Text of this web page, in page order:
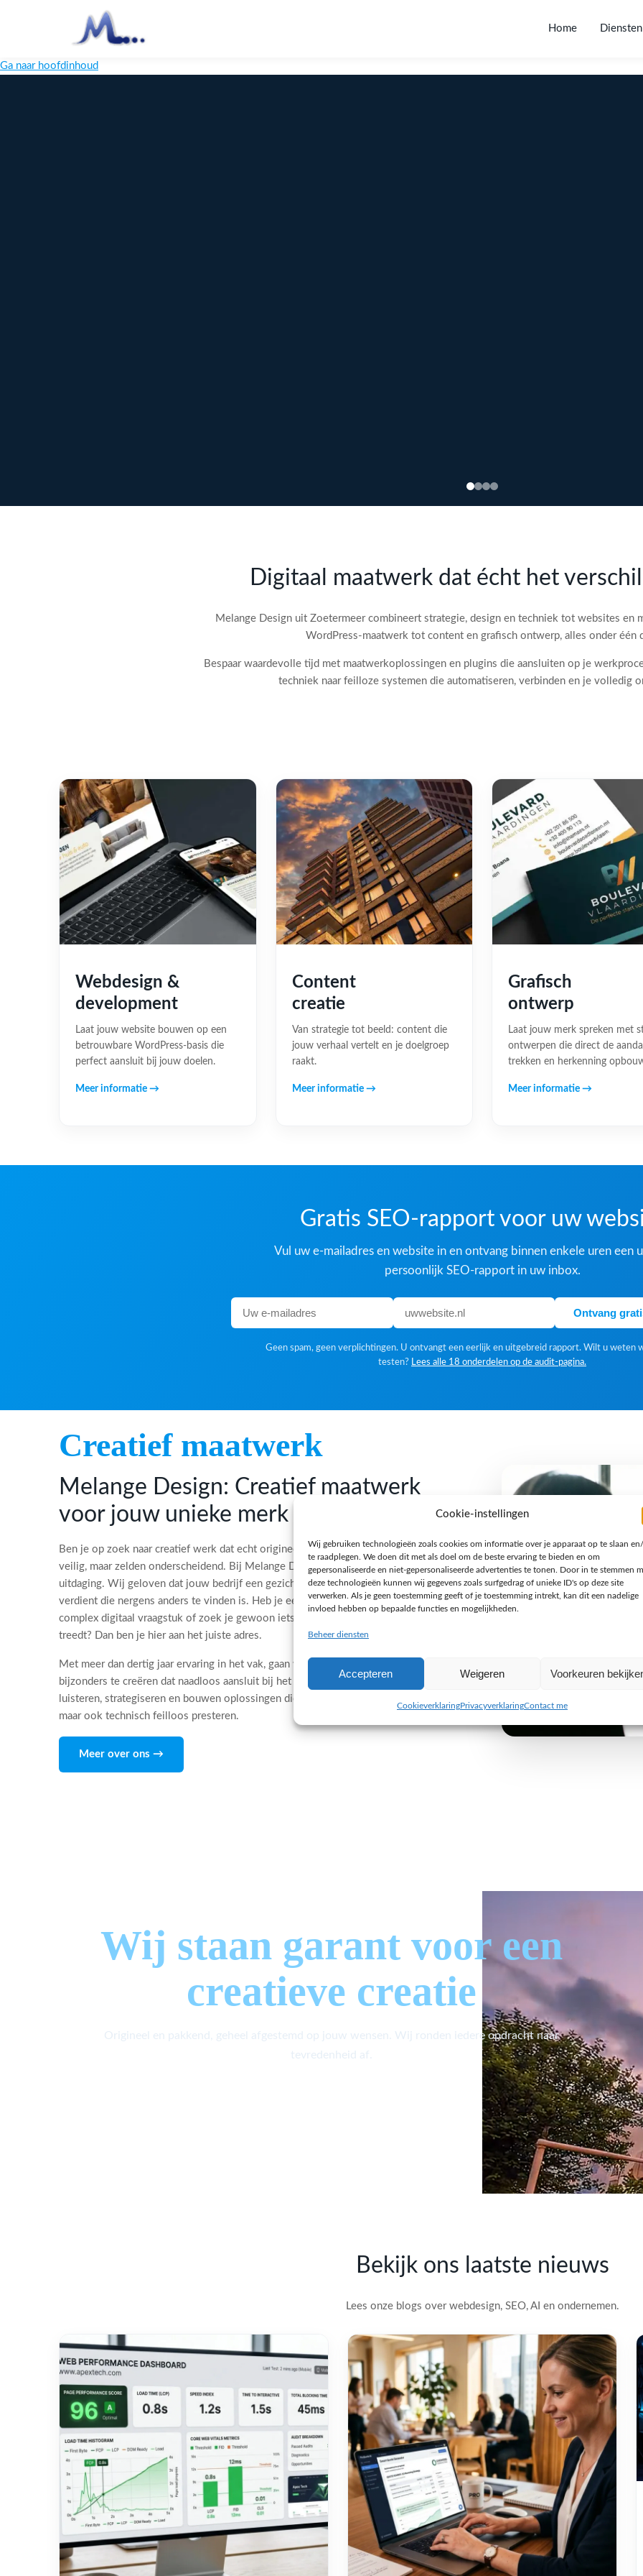
Cookie-instellingen
Wij gebruiken technologieën zoals cookies om informatie over je apparaat op te slaan
te raadplegen. We doen dit met als doel om de beste ervaring te bieden en om
gepersonaliseerde en niet-gepersonaliseerde advertenties te tonen. Door in te stemmen
deze technologieën kunnen wij gegevens zoals surfgedrag of unieke ID's op deze site
verwerken. Als je geen toestemming geeft of je toestemming intrekt, kan dit een nadelige
invloed hebben op bepaalde functies en mogelijkheden.
Beheer diensten
Accepteren Weigeren Voorkeuren
CookieverklaringPrivacyverklaringContact me
Home Diensten
Ga naar hoofdinhoud
Digitaal maatwerk dat écht het
Melange Design uit Zoetermeer combineert strategie, design en techniek tot websites en
WordPress-maatwerk tot content en grafisch ontwerp, alles onder één
Bespaar waardevolle tijd met maatwerkoplossingen en plugins die aansluiten op je
techniek naar feilloze systemen die automatiseren, verbinden en je volledig
Webdesign &
development
Laat jouw website bouwen op een
betrouwbare WordPress-basis die
perfect aansluit bij jouw doelen.
Meer informatie →
Content
creatie
Van strategie tot beeld: content die
jouw verhaal vertelt en je doelgroep
raakt.
Meer informatie →
Grafisch
ontwerp
Laat jouw merk spreken met
ontwerpen die direct de
trekken en herkenning
Meer informatie →
Gratis SEO-rapport voor uw
Vul uw e-mailadres en website in en ontvang binnen enkele uren een
persoonlijk SEO-rapport in uw inbox.
Ontvang
Geen spam, geen verplichtingen. U ontvangt een eerlijk en uitgebreid rapport. Wilt u weten
testen? Lees alle 18 onderdelen op de audit-pagina.
Creatief maatwerk
Melange Design: Creatief maatwerk
voor jouw unieke merk
Ben je op zoek naar creatief werk dat echt origineel is? Een standaardoplossing is
veilig, maar zelden onderscheidend. Bij Melange Design houden we van een
uitdaging. Wij geloven dat jouw bedrijf een gezicht, een verhaal en een techniek
verdient die nergens anders te vinden is. Heb je een bijzondere opdracht, een
complex digitaal vraagstuk of zoek je gewoon iets dat buiten de gebaande paden
treedt? Dan ben je hier aan het juiste adres.
Met meer dan dertig jaar ervaring in het vak, gaan wij de uitdaging aan om iets
bijzonders te creëren dat naadloos aansluit bij het DNA van jouw organisatie. Wij
luisteren, strategiseren en bouwen oplossingen die niet alleen visueel indruk maken,
maar ook technisch feilloos presteren.
Meer over ons →
Wij staan garant voor een
creatieve creatie
Origineel en pakkend, geheel afgestemd op jouw wensen. Wij ronden iedere opdracht naar
tevredenheid af.
Bekijk ons laatste nieuws
Lees onze blogs over webdesign, SEO, AI en ondernemen.